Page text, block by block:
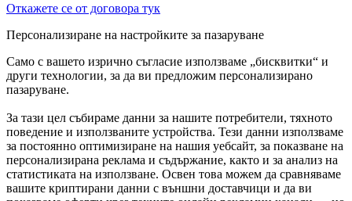
Откажете се от договора тук
Персонализиране на настройките за пазаруване
Само с вашето изрично съгласие използваме „бисквитки“ и
други технологии, за да ви предложим персонализирано
пазаруване.
За тази цел събираме данни за нашите потребители, тяхното
поведение и използваните устройства. Тези данни използваме
за постоянно оптимизиране на нашия уебсайт, за показване на
персонализирана реклама и съдържание, както и за анализ на
статистиката на използване. Освен това можем да сравняваме
вашите криптирани данни с външни доставчици и да ви